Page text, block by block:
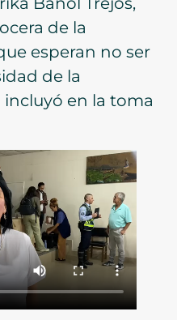
de la
esperan no ser
de la
en la toma